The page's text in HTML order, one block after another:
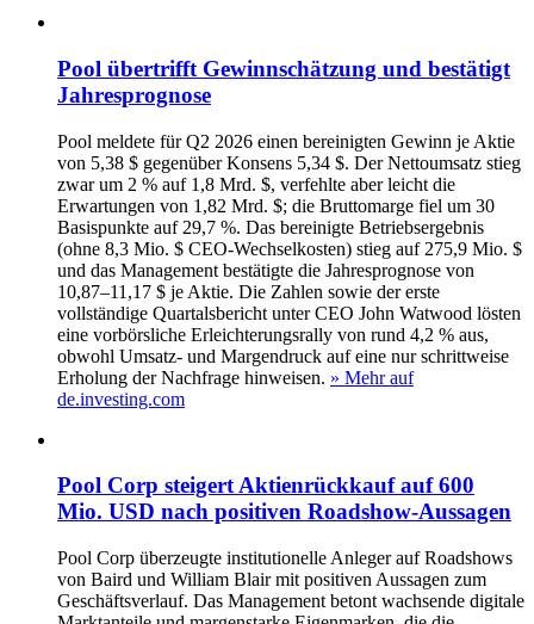
Pool übertrifft Gewinnschätzung und bestätigt
Jahresprognose
Pool meldete für Q2 2026 einen bereinigten Gewinn je Aktie
von 5,38 $ gegenüber Konsens 5,34 $. Der Nettoumsatz stieg
zwar um 2 % auf 1,8 Mrd. $, verfehlte aber leicht die
Erwartungen von 1,82 Mrd. $; die Bruttomarge fiel um 30
Basispunkte auf 29,7 %. Das bereinigte Betriebsergebnis
(ohne 8,3 Mio. $ CEO-Wechselkosten) stieg auf 275,9 Mio. $
und das Management bestätigte die Jahresprognose von
10,87–11,17 $ je Aktie. Die Zahlen sowie der erste
vollständige Quartalsbericht unter CEO John Watwood lösten
eine vorbörsliche Erleichterungsrally von rund 4,2 % aus,
obwohl Umsatz- und Margendruck auf eine nur schrittweise
Erholung der Nachfrage hinweisen. » Mehr auf
de.investing.com
Pool Corp steigert Aktienrückkauf auf 600
Mio. USD nach positiven Roadshow-Aussagen
Pool Corp überzeugte institutionelle Anleger auf Roadshows
von Baird und William Blair mit positiven Aussagen zum
Geschäftsverlauf. Das Management betont wachsende digitale